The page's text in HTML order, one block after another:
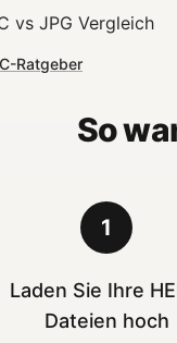
vs JPG Vergleich
Ratgeber
So
1
Laden Sie Ihre
Dateien hoch